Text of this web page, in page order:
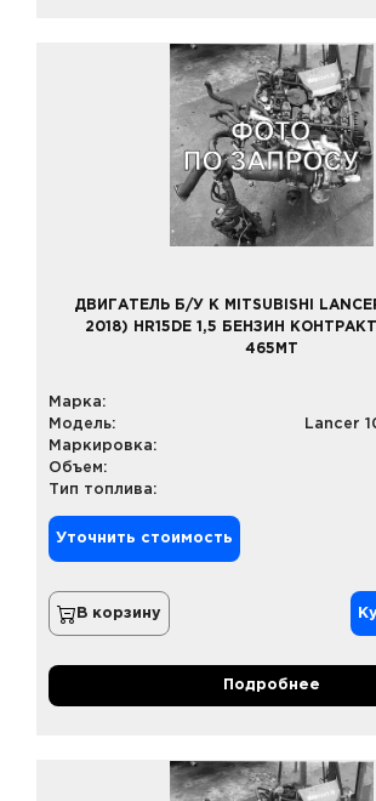
ДВИГАТЕЛЬ Б/У К MITSUBISHI
2018) HR15DE 1,5 БЕНЗИН
465MT
Марка:
Модель:
Lancer
Маркировка:
Объем:
Тип топлива:
Уточнить стоимость
В корзину
Подробнее